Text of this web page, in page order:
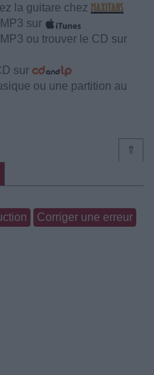
la guitare chez
sur
ou trouver le CD sur
sur
ou une partition au
⇑
Corriger une erreur